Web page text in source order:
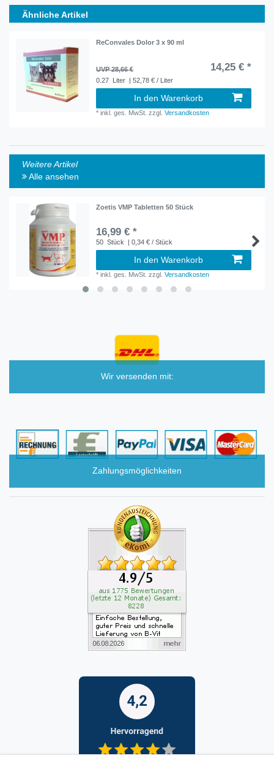
Ähnliche Artikel
ReConvales Dolor 3 x 90 ml
UVP 28,66 € 14,25 € *
0.27 Liter | 52,78 € / Liter
In den Warenkorb
*inkl. ges. MwSt. zzgl.Versandkosten
Weitere Artikel
Alle ansehen
Zoetis VMP Tabletten 50 Stück
16,99 € *
50 Stück | 0,34 € / Stück
In den Warenkorb
*inkl. ges. MwSt. zzgl.Versandkosten
Wir versenden mit:
Zahlungsmöglichkeiten